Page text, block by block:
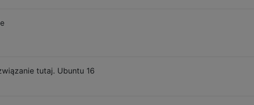
tutaj. Ubuntu 16